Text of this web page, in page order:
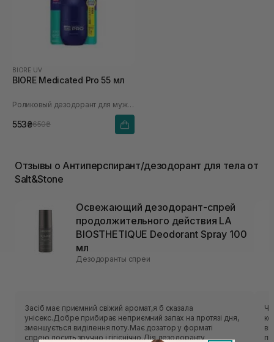
BIORE UV
BIORE Medicated Pro 55 мл
Роликовый дезодорант для мужчин
553₴650₴
Отзывы о Антиперспирант/дезодорант для тела от
Salt&Stone
Освежающий дезодорант-спрей
продолжительного действия LA
BIOSTHETIQUE Deodorant Spray 100
мл
Дезодоранты спреи
Засіб має приємний свіжий аромат,я б сказала
унісекс.Добре прибирає неприємний запах на протязі дня,
зменшується виділення поту.Має дозатор у форматі
спрею,досить зручно і гігієнічно.Дія дезодоранту